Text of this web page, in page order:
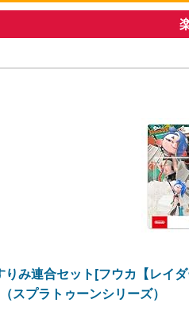
み連合セット[フウカ【レイ
スプラトゥーンシリーズ）